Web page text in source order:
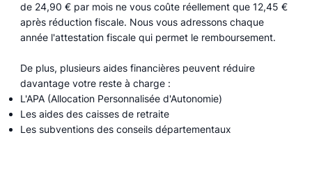
de 24,90 € par mois ne vous coûte réellement que 12,45 €
après réduction fiscale. Nous vous adressons chaque
année l'attestation fiscale qui permet le remboursement.
De plus, plusieurs aides financières peuvent réduire
davantage votre reste à charge :
L'APA (Allocation Personnalisée d'Autonomie)
Les aides des caisses de retraite
Les subventions des conseils départementaux